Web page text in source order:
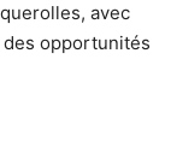
avec
des opportunités